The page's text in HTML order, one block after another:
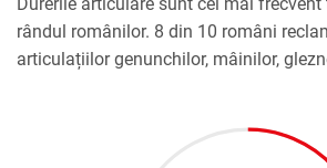
rândul românilor. 8 din 10 români
articulațiilor genunchilor, mâinilor,